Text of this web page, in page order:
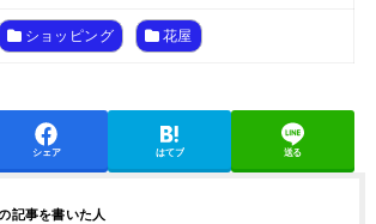
ショッピング 花屋
シェア はてブ 送る